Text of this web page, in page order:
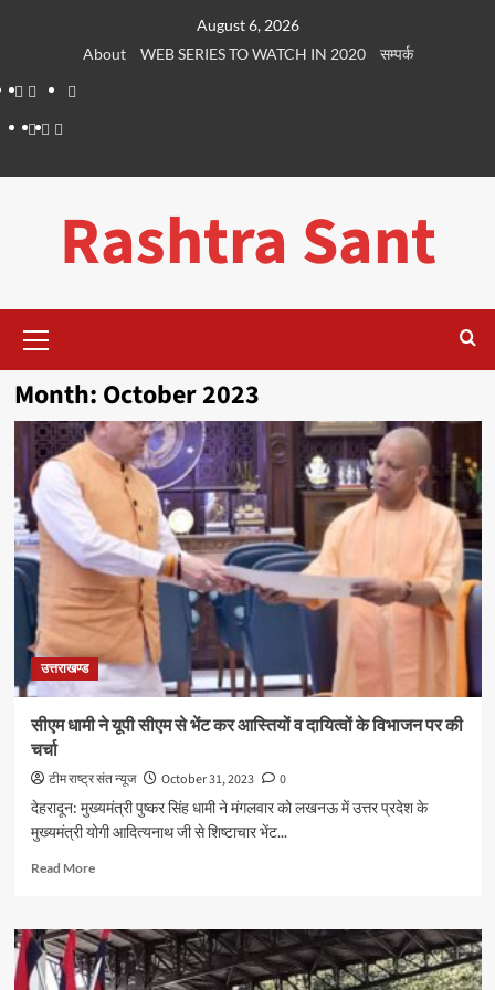
August 6, 2026
About
WEB SERIES TO WATCH IN 2020
सम्पर्क
About
WEB
SERIES
Dehradun
LifePlaces
सम्पर्क
Rashtra Sant
Menu
Month: October 2023
उत्तराखण्ड
सीएम धामी ने यूपी सीएम से भेंट कर आस्तियों व दायित्वों के विभाजन पर की
चर्चा
टीम राष्ट्र संत न्यूज October 31, 2023
0
देहरादून: मुख्यमंत्री पुष्कर सिंह धामी ने मंगलवार को लखनऊ में उत्तर प्रदेश के
मुख्यमंत्री योगी आदित्यनाथ जी से शिष्टाचार भेंट...
Read MoreRead
सीएम
धामी
ने